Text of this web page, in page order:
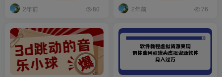
2年前 80 2年前 76